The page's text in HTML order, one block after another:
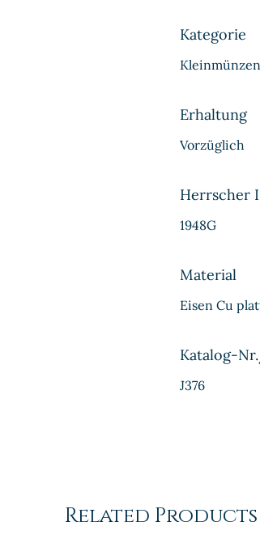
Kategorie
Erhaltung
Vorzüglich
Herrscher
1948G
Material
Eisen Cu
Katalog-
J376
Related Products